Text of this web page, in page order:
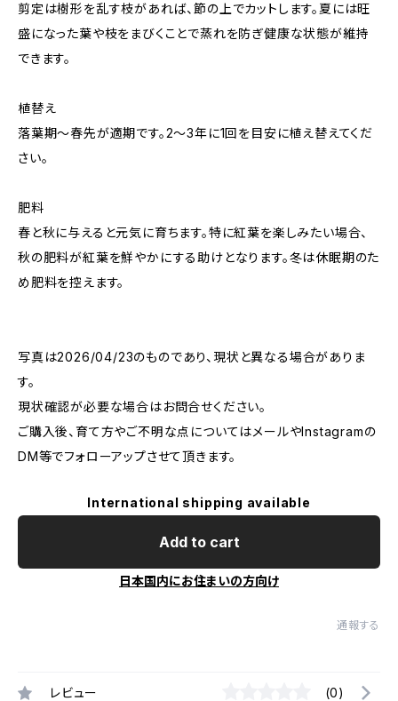
剪定は樹形を乱す枝があれば、節の上でカットします。夏には旺
盛になった葉や枝をまびくことで蒸れを防ぎ健康な状態が維持
できます。
植替え
落葉期〜春先が適期です。2〜3年に1回を目安に植え替えてくだ
さい。
肥料
春と秋に与えると元気に育ちます。特に紅葉を楽しみたい場合、
秋の肥料が紅葉を鮮やかにする助けとなります。冬は休眠期のた
め肥料を控えます。
写真は2026/04/23のものであり、現状と異なる場合がありま
す。
現状確認が必要な場合はお問合せください。
ご購入後、育て方やご不明な点についてはメールやInstagramの
DM等でフォローアップさせて頂きます。
International shipping available
Add to cart
日本国内にお住まいの方向け
通報する
レビュー (0)